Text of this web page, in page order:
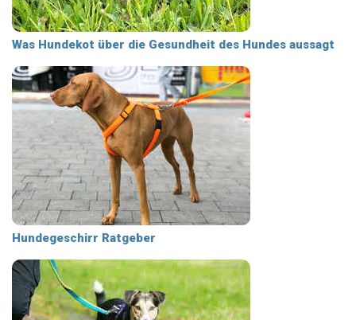
Was Hundekot über die Gesundheit des Hundes aussagt
Hundegeschirr Ratgeber